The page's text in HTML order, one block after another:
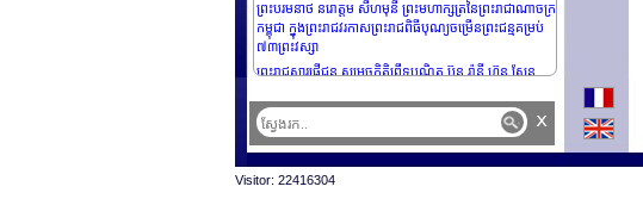
ព្រះបរមនាថ នរោត្តម សីហមុនី ព្រះមហាក្សត្រនៃព្រះរាជាណាចក្រ
កម្ពុជា ក្នុងព្រះរាជវរកាសព្រះរាជពិធីបុណ្យចម្រើនព្រះជន្មគម្រប់
៧៣ព្រះវស្សា
ព្រះរាជសារផ្ញើជូន សម្តេចកិត្តិព្រឹទ្ធបណ្ឌិត ប៊ុន រ៉ានី ហ៊ុន សែន
x
Visitor: 22416304